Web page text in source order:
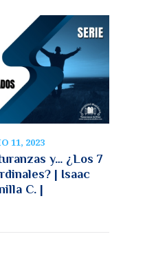
11, 2023
y… ¿Los 7
| Isaac
C. |